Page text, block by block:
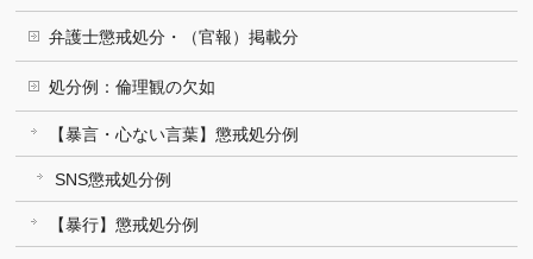
弁護士懲戒処分・（官報）掲載分
処分例：倫理観の欠如
【暴言・心ない言葉】懲戒処分例
SNS懲戒処分例
【暴行】懲戒処分例